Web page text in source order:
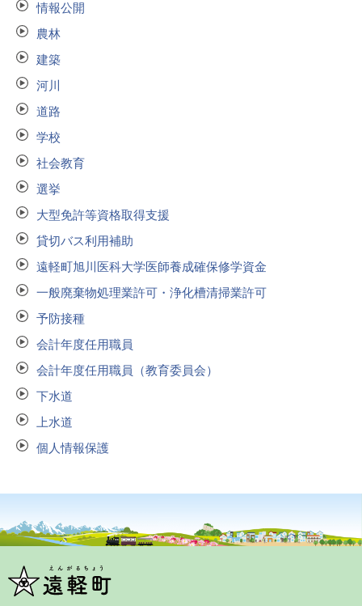
情報公開
農林
建築
河川
道路
学校
社会教育
選挙
大型免許等資格取得支援
貸切バス利用補助
遠軽町旭川医科大学医師養成確保修学資金
一般廃棄物処理業許可・浄化槽清掃業許可
予防接種
会計年度任用職員
会計年度任用職員（教育委員会）
下水道
上水道
個人情報保護